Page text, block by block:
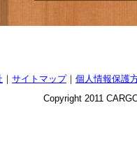
｜ サイトマップ｜ 個人情報保護
Copyright 2011